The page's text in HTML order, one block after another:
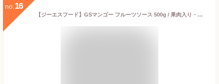
no. 16
【ジーエスフード】GSマンゴー フルーツソース 500g / 果肉入り・製菓材料 希釈可